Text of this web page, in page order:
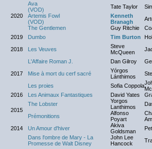
2020
Ava
(VOD)
Tate Taylor
Artemis Fowl
(VOD)
Kenneth
Branagh
The Gentlemen
Guy Ritchie
2019
Dumbo Tim Burton
2018
Les Veuves
Steve
McQueen
2017
L'Affaire Roman J. Dan Gilroy
Mise à mort du cerf sacré
Yórgos
Lánthimos
Les proies
Sofia Coppola
2016
Les Animaux Fantastiques David Yates
2015
The Lobster
Yorgos
Lanthimos
Prémonitions
Alfonso
Poyart
2014
Un Amour d'hiver
Akiva
Goldsman
Dans l'ombre de Mary - La
Promesse de Walt Disney
John Lee
Hancock